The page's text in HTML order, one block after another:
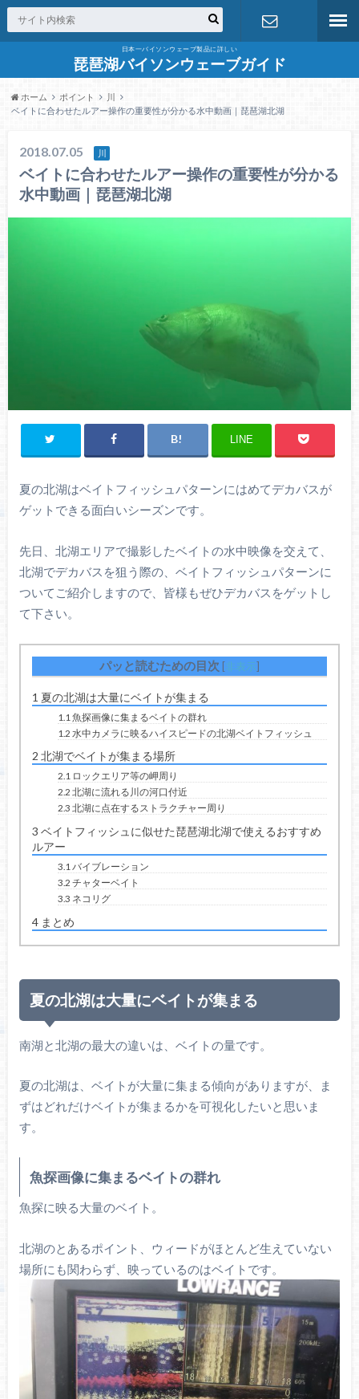
日本一バイソンウェーブ製品に詳しい
琵琶湖バイソンウェーブガイド
お問合せ
ホーム ポイント
川
ベイトに合わせたルアー操作の重要性が分かる水中動画｜琵琶湖北湖
2018.07.05 川
ベイトに合わせたルアー操作の重要性が分かる
水中動画｜琵琶湖北湖
LINE
夏の北湖はベイトフィッシュパターンにはめてデカバスが
ゲットできる面白いシーズンです。
先日、北湖エリアで撮影したベイトの水中映像を交えて、
北湖でデカバスを狙う際の、ベイトフィッシュパターンに
ついてご紹介しますので、皆様もぜひデカバスをゲットし
て下さい。
パッと読むための目次 [非表示]
1 夏の北湖は大量にベイトが集まる
1.1 魚探画像に集まるベイトの群れ
1.2 水中カメラに映るハイスピードの北湖ベイトフィッシュ
2 北湖でベイトが集まる場所
2.1 ロックエリア等の岬周り
2.2 北湖に流れる川の河口付近
2.3 北湖に点在するストラクチャー周り
3 ベイトフィッシュに似せた琵琶湖北湖で使えるおすすめ
ルアー
3.1 バイブレーション
3.2 チャターベイト
3.3 ネコリグ
4 まとめ
夏の北湖は大量にベイトが集まる
南湖と北湖の最大の違いは、ベイトの量です。
夏の北湖は、ベイトが大量に集まる傾向がありますが、ま
ずはどれだけベイトが集まるかを可視化したいと思いま
す。
魚探画像に集まるベイトの群れ
魚探に映る大量のベイト。
北湖のとあるポイント、ウィードがほとんど生えていない
場所にも関わらず、映っているのはベイトです。